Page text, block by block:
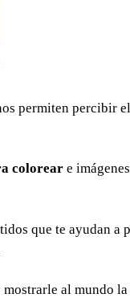
permiten percibir
colorear e
que te ayudan
al mundo